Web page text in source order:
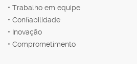
• Trabalho em equipe
• Confiabilidade
• Inovação
• Comprometimento